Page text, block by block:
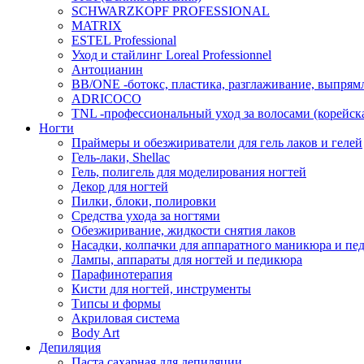
SCHWARZKOPF PROFESSIONAL
MATRIX
ESTEL Professional
Уход и стайлинг Loreal Professionnel
Антоцианин
BB/ONE -ботокс, пластика, разглаживание,
ADRICOCO
TNL -профессиональный уход за волосами
Ногти
Праймеры и обезжириватели для гель лаков и гелей
Гель-лаки, Shellac
Гель, полигель для моделирования ногтей
Декор для ногтей
Пилки, блоки, полировки
Средства ухода за ногтями
Обезжиривание, жидкости снятия лаков
Насадки, колпачки для аппаратного маникюра и
Лампы, аппараты для ногтей и педикюра
Парафинотерапия
Кисти для ногтей, инструменты
Типсы и формы
Акриловая система
Body Art
Депиляция